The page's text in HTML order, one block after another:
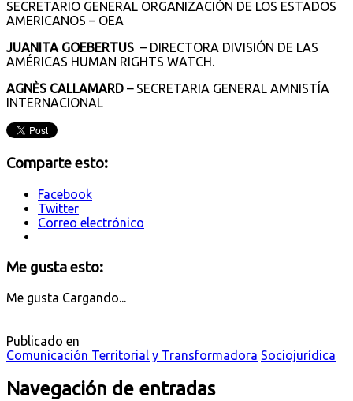
SECRETARIO GENERAL ORGANIZACIÓN DE LOS ESTADOS
AMERICANOS – OEA
JUANITA GOEBERTUS – DIRECTORA DIVISIÓN DE LAS
AMÉRICAS HUMAN RIGHTS WATCH.
AGNÈS CALLAMARD – SECRETARIA GENERAL AMNISTÍA
INTERNACIONAL
Comparte esto:
Facebook
Twitter
Correo electrónico
Me gusta esto:
Me gusta Cargando...
Publicado en
Comunicación Territorial y Transformadora Sociojurídica
Navegación de entradas